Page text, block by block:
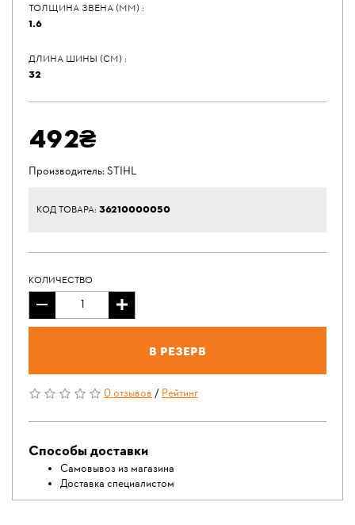
ТОЛЩИНА ЗВЕНА (ММ) :
1.6
ДЛИНА ШИНЫ (СМ) :
32
492₴
Производитель:STIHL
КОД ТОВАРА: 36210000050
КОЛИЧЕСТВО
В резерв
0 отзывов/Рейтинг
Способы доставки
Самовывоз из магазина
Доставка специалистом